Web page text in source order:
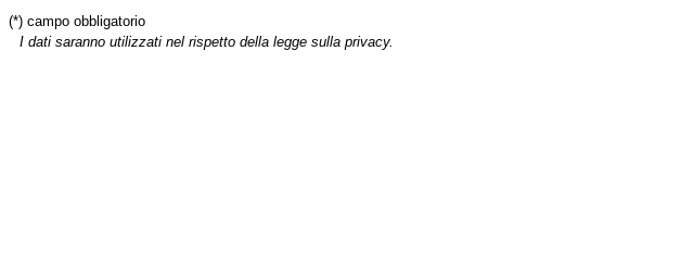
(*) campo obbligatorio
I dati saranno utilizzati nel rispetto della legge sulla privacy.